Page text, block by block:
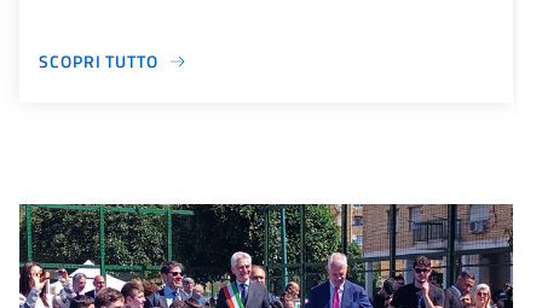
SCOPRI TUTTO